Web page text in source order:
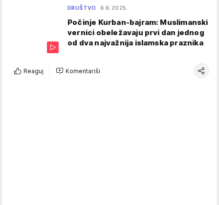
DRUŠTVO 6.6.2025.
Počinje Kurban-bajram: Muslimanski
vernici obeležavaju prvi dan jednog
od dva najvažnija islamska praznika
Reaguj Komentariši